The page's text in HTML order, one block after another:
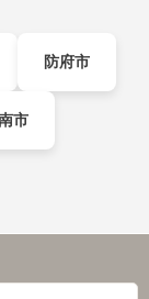
防府市
市